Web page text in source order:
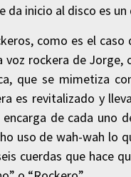
da inicio al disco es
como es el
voz rockera de
que se mimetiza
es revitalizado y
de cada uno
uso de wah-wah lo
cuerdas que hace